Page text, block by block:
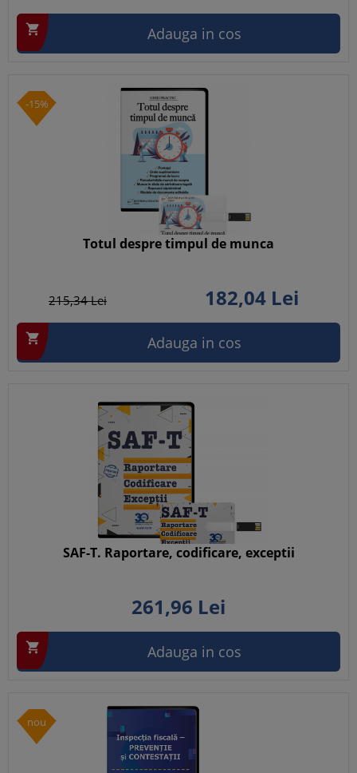
 Adauga in cos
-15%
Totul despre timpul de munca
215,34Lei 182,04Lei
 Adauga in cos
SAF-T. Raportare, codificare, exceptii
261,96 Lei
 Adauga in cos
nou